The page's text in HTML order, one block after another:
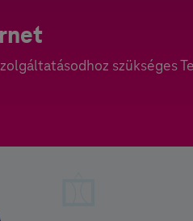
szükséges